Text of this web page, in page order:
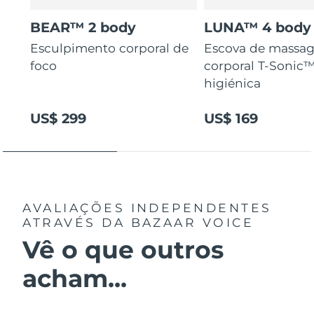
BEAR™ 2 body
Esculpimento corporal de
foco
US$ 299
LUNA™ 4 body
Escova de
corporal T-
higiénica
US$ 169
AVALIAÇÕES INDEPENDENTES
ATRAVÉS DA BAZAAR VOICE
Vê o que outros
acham...